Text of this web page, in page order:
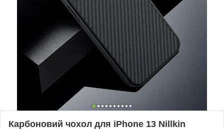
Карбоновий чохол для iPhone 13 Nillkin